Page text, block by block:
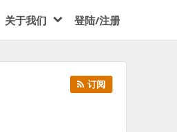
关于我们 登陆/注册
订阅